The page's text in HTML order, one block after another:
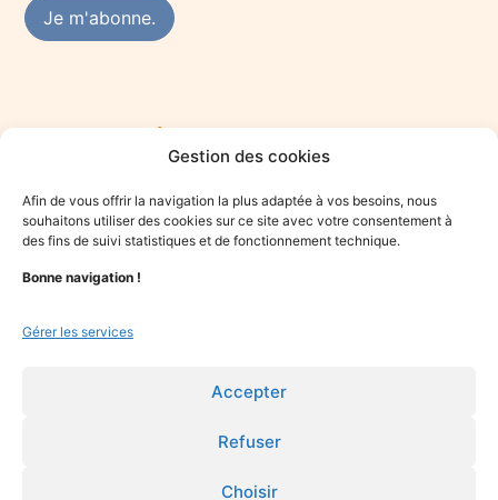
Gestion des cookies
Afin de vous offrir la navigation la plus adaptée à vos besoins, nous
souhaitons utiliser des cookies sur ce site avec votre consentement à
des fins de suivi statistiques et de fonctionnement technique.
Bonne navigation !
Gérer les services
Accepter
Refuser
Choisir
Rejoindre le réseau des praticiens du mieux-
engager dans une démarche solidaire ? Rejoignez le collectif
Optime.